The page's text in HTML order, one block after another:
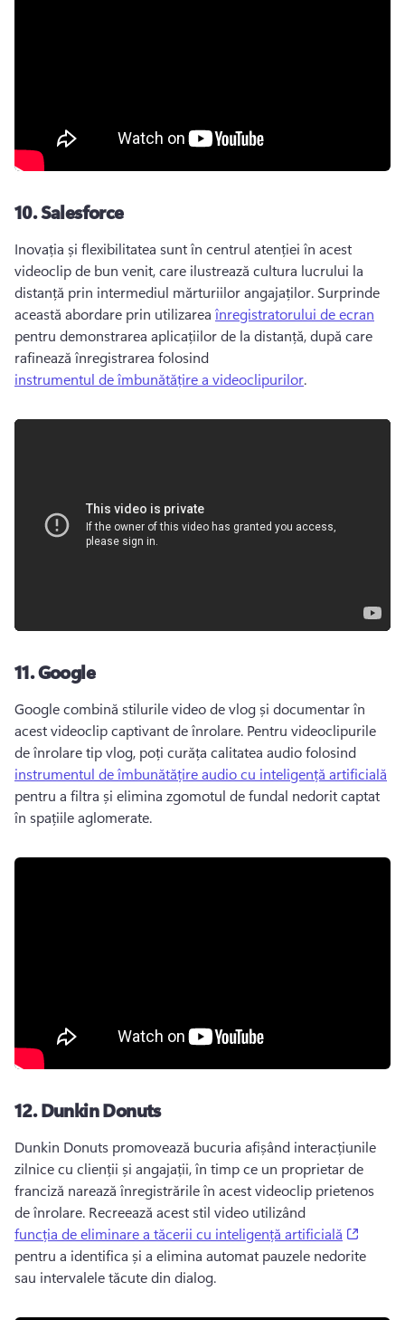
10.Salesforce
Inovația și flexibilitatea sunt în centrul atenției în acest
videoclip de bun venit, care ilustrează cultura lucrului la
distanță prin intermediul mărturiilor angajaților. Surprinde
această abordare prin utilizarea înregistratorului de ecran
pentru demonstrarea aplicațiilor de la distanță, după care
rafinează înregistrarea folosind
instrumentul de îmbunătățire a videoclipurilor.
11.Google
Google combină stilurile video de vlog și documentar în
acest videoclip captivant de înrolare. Pentru videoclipurile
de înrolare tip vlog, poți curăța calitatea audio folosind
instrumentul de îmbunătățire audio cu inteligență artificială
pentru a filtra și elimina zgomotul de fundal nedorit captat
în spațiile aglomerate.
12.Dunkin Donuts
Dunkin Donuts promovează bucuria afișând interacțiunile
zilnice cu clienții și angajații, în timp ce un proprietar de
franciză narează înregistrările în acest videoclip prietenos
de înrolare. Recreează acest stil video utilizând
funcția de eliminare a tăcerii cu inteligență artificială
pentru a identifica și a elimina automat pauzele nedorite
sau intervalele tăcute din dialog.